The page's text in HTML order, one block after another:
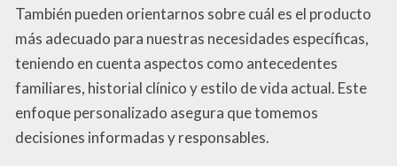
También pueden orientarnos sobre cuál es el producto
más adecuado para nuestras necesidades específicas,
teniendo en cuenta aspectos como antecedentes
familiares, historial clínico y estilo de vida actual. Este
enfoque personalizado asegura que tomemos
decisiones informadas y responsables.